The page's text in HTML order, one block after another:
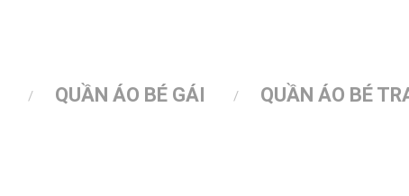
QUẦN ÁO BÉ GÁI QUẦN ÁO BÉ